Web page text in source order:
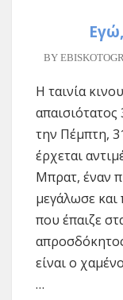
BY
Η ταινία
την Πέμπτη,
έρχεται
Μπρατ, έναν
μεγάλωσε και
που έπαιζε
είναι ο
…